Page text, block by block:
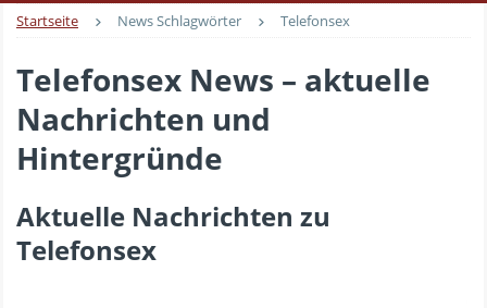
Startseite News Schlagwörter Telefonsex
Telefonsex News – aktuelle
Nachrichten und
Hintergründe
Aktuelle Nachrichten zu
Telefonsex